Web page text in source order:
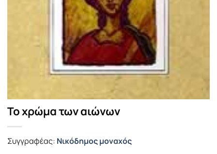
Το χρώμα των αιώνων
Συγγραφέας: Νικόδημος μοναχός